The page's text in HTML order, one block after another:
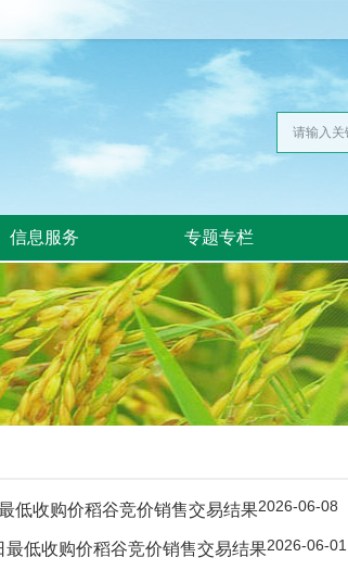
信息服务 专题专栏
低收购价稻谷竞价销售交易结果2026-06-08
最低收购价稻谷竞价销售交易结果2026-06-01